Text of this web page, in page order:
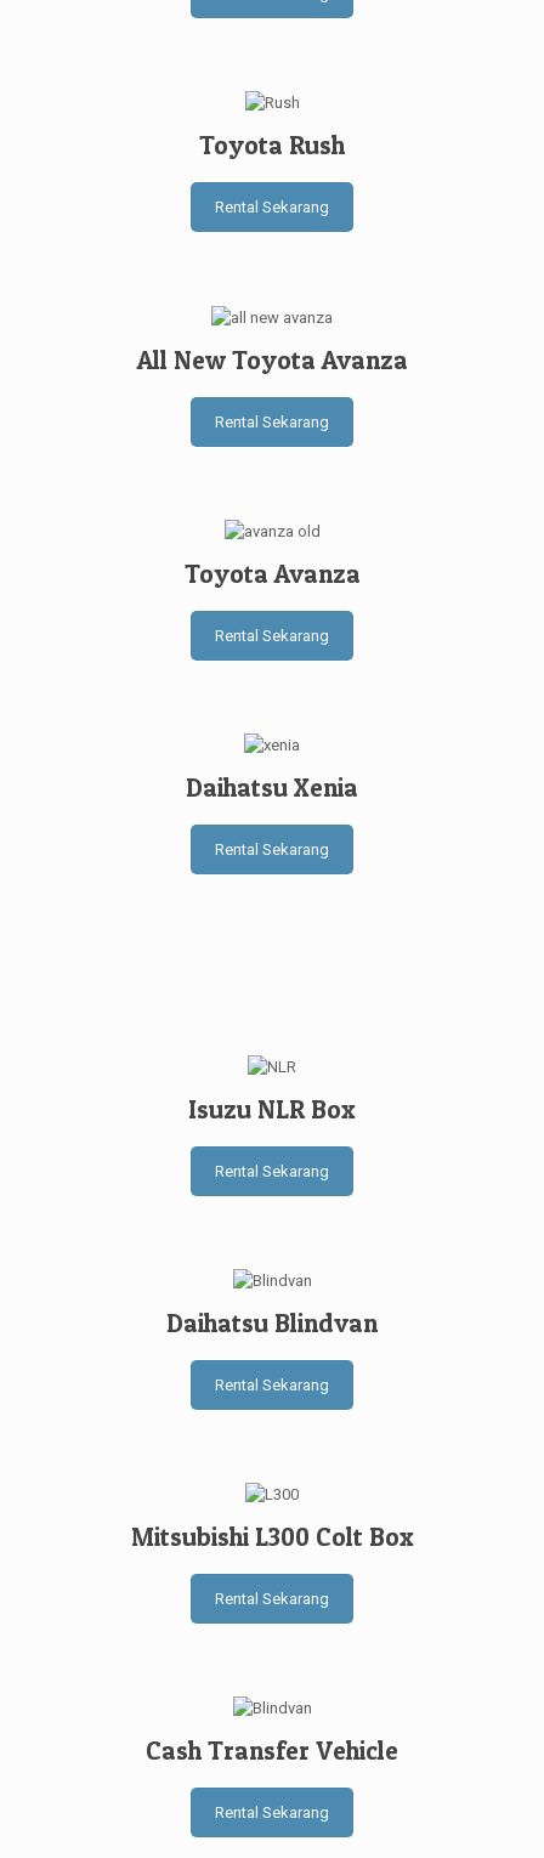
Toyota Rush
Rental Sekarang
All New Toyota Avanza
Rental Sekarang
Toyota Avanza
Rental Sekarang
Daihatsu Xenia
Rental Sekarang
Isuzu NLR Box
Rental Sekarang
Daihatsu Blindvan
Rental Sekarang
Mitsubishi L300 Colt Box
Rental Sekarang
Cash Transfer Vehicle
Rental Sekarang